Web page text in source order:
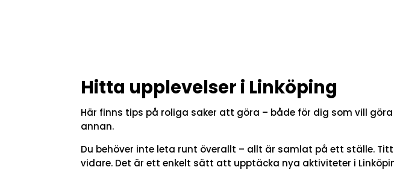
Hitta upplevelser i Linköping
Här finns tips på roliga saker att göra – både för dig som vill
annan.
Du behöver inte leta runt överallt – allt är samlat på ett ställe.
vidare. Det är ett enkelt sätt att upptäcka nya aktiviteter i